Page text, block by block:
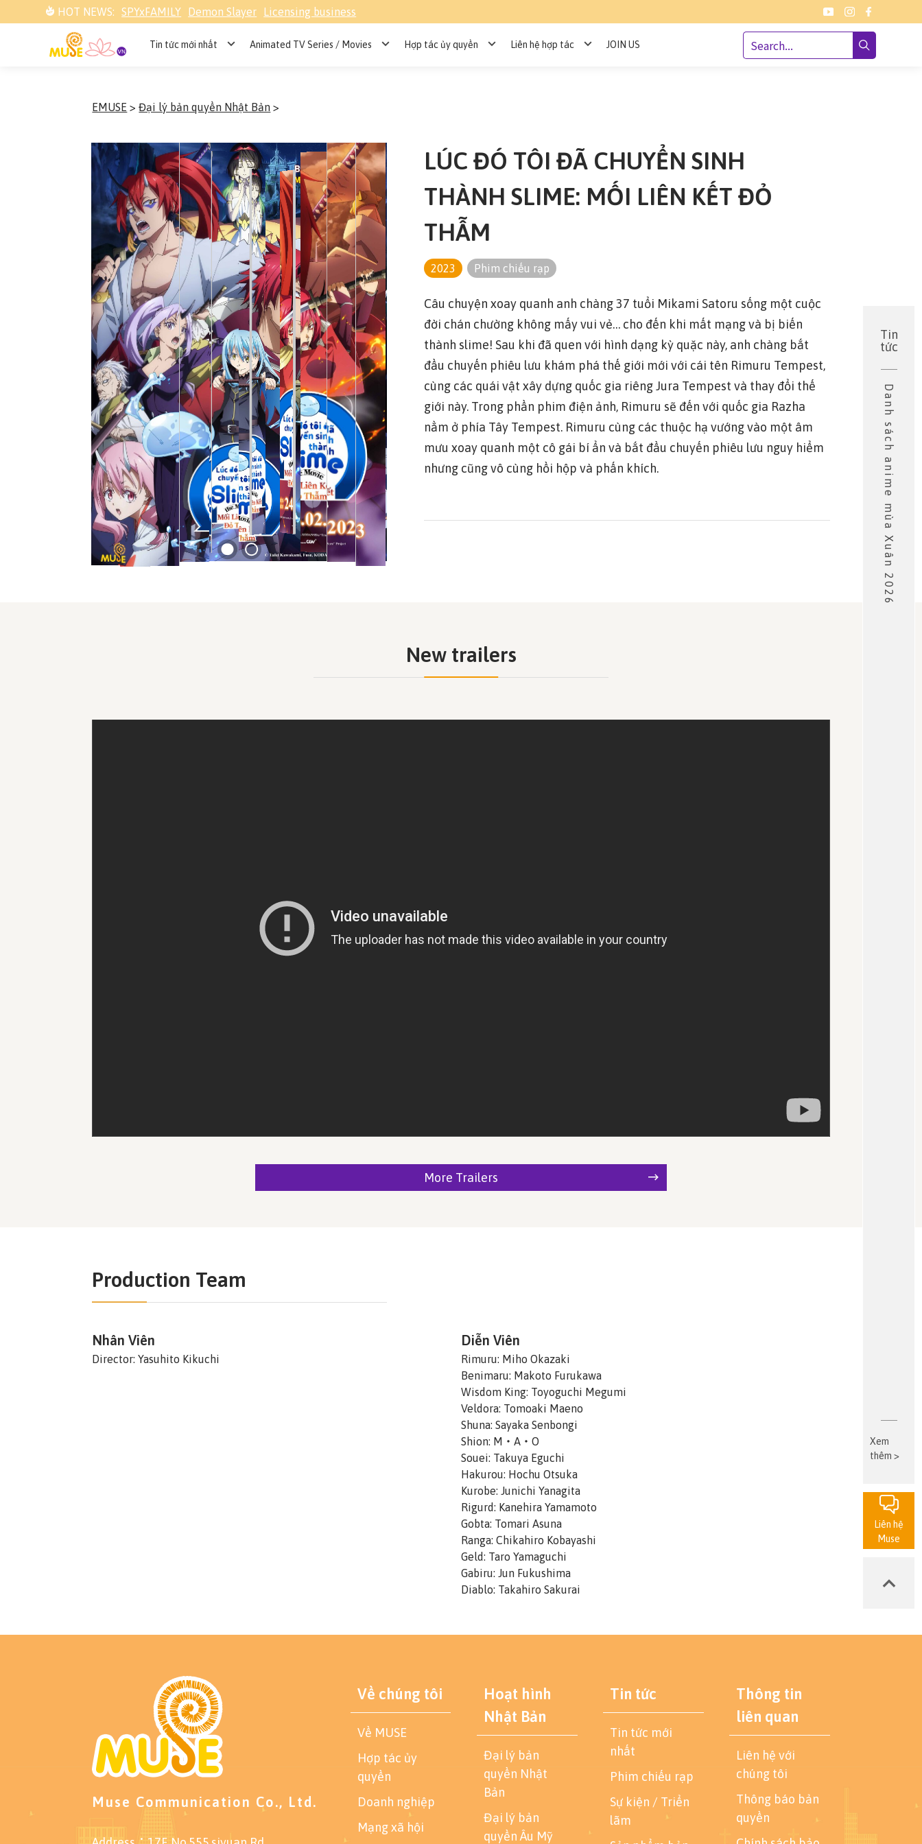
HOT NEWS: SPYxFAMILY Demon Slayer Licensing business
Tin tức mới nhất Animated TV Series / Movies Hợp tác ủy quyền Liên hệ hợp tác JOIN US
EMUSE >Đại lý bản quyền Nhật Bản >
LÚC ĐÓ TÔI ĐÃ CHUYỂN SINH
THÀNH SLIME: MỐI LIÊN KẾT ĐỎ
THẪM
2023 Phim chiếu rạp
Câu chuyện xoay quanh anh chàng 37 tuổi Mikami Satoru sống một cuộc
đời chán chường không mấy vui vẻ… cho đến khi mất mạng và bị biến
thành slime! Sau khi đã quen với hình dạng kỳ quặc này, anh chàng bắt
đầu chuyến phiêu lưu khám phá thế giới mới với cái tên Rimuru Tempest,
cùng các quái vật xây dựng quốc gia riêng Jura Tempest và thay đổi thế
giới này. Trong phần phim điện ảnh, Rimuru sẽ đến với quốc gia Razha
nằm ở phía Tây Tempest. Rimuru cùng các thuộc hạ vướng vào một âm
mưu xoay quanh một cô gái bí ẩn và bắt đầu chuyến phiêu lưu nguy hiểm
nhưng cũng vô cùng hồi hộp và phấn khích.
New trailers
More Trailers
Production Team
Nhân Viên
Director: Yasuhito Kikuchi
Diễn Viên
Rimuru: Miho Okazaki
Benimaru: Makoto Furukawa
Wisdom King: Toyoguchi Megumi
Veldora: Tomoaki Maeno
Shuna: Sayaka Senbongi
Shion: M・A・O
Souei: Takuya Eguchi
Hakurou: Hochu Otsuka
Kurobe: Junichi Yanagita
Rigurd: Kanehira Yamamoto
Gobta: Tomari Asuna
Ranga: Chikahiro Kobayashi
Geld: Taro Yamaguchi
Gabiru: Jun Fukushima
Diablo: Takahiro Sakurai
Muse Communication Co., Ltd.
Về chúng tôi
Về MUSE
Hợp tác ủy
quyền
Doanh nghiệp
Mạng xã hội
Hoạt hình
Nhật Bản
Đại lý bản
quyền Nhật
Bản
Đại lý bản
quyền Âu Mỹ
Tin tức
Tin tức mới
nhất
Phim chiếu rạp
Sự kiện / Triển
lãm
Thông tin
liên quan
Liên hệ với
chúng tôi
Thông báo bản
quyền
Tin
tức
Danh sách anime mùa Xuân 2026
Xem
thêm >
Liên hệ
Muse